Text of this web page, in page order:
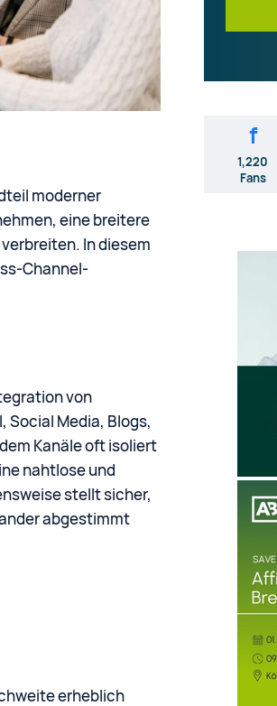
moderner
eine breitere
In diesem
Channel-
von
Media, Blogs,
Kanäle oft isoliert
nahtlose und
stellt sicher,
abgestimmt
erheblich
f
1,220
Fans